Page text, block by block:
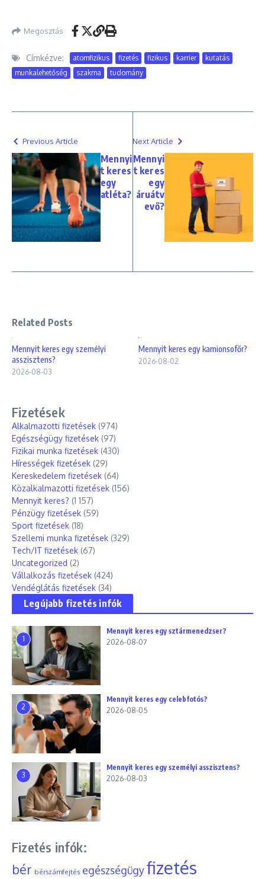
Megosztás
Címkézve: atomfizikus fizetés fizikus karrier
kutatás
munkalehetőség
szakma tudomány
Previous Article
Mennyi
t keres
egy
atléta?
Next Article
Mennyi
t keres
egy
áruátv
evő?
Related Posts
Mennyit keres egy személyi
asszisztens?
2026-08-03
Mennyit keres egy kamionsofőr?
2026-08-02
Fizetések
Alkalmazotti fizetések (974)
Egészségügy fizetések (97)
Fizikai munka fizetések (430)
Hírességek fizetések (29)
Kereskedelem fizetések (64)
Közalkalmazotti fizetések (156)
Mennyit keres? (1 157)
Pénzügy fizetések (59)
Sport fizetések (18)
Szellemi munka fizetések (329)
Tech/IT fizetések (67)
Uncategorized (2)
Vállalkozás fizetések (424)
Vendéglátás fizetések (34)
Legújabb fizetés infók
1
Mennyit keres egy sztármenedzser?
2026-08-07
2
Mennyit keres egy celebfotós?
2026-08-05
3
Mennyit keres egy személyi asszisztens?
2026-08-03
Fizetés infók:
bér bérszámfejtés egészségügyfizetés